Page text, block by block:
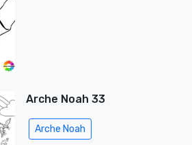
Arche Noah 33
Arche Noah